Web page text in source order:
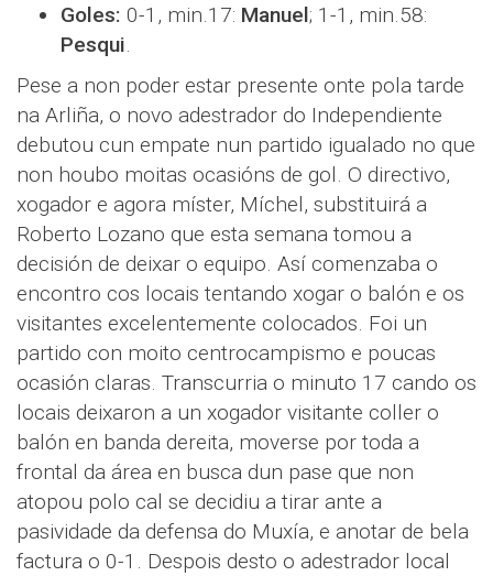
Goles: 0-1, min.17: Manuel; 1-1, min.58:
Pesqui.
Pese a non poder estar presente onte pola tarde
na Arliña, o novo adestrador do Independiente
debutou cun empate nun partido igualado no que
non houbo moitas ocasións de gol. O directivo,
xogador e agora míster, Míchel, substituirá a
Roberto Lozano que esta semana tomou a
decisión de deixar o equipo. Así comenzaba o
encontro cos locais tentando xogar o balón e os
visitantes excelentemente colocados. Foi un
partido con moito centrocampismo e poucas
ocasión claras. Transcurria o minuto 17 cando os
locais deixaron a un xogador visitante coller o
balón en banda dereita, moverse por toda a
frontal da área en busca dun pase que non
atopou polo cal se decidiu a tirar ante a
pasividade da defensa do Muxía, e anotar de bela
factura o 0-1. Despois desto o adestrador local